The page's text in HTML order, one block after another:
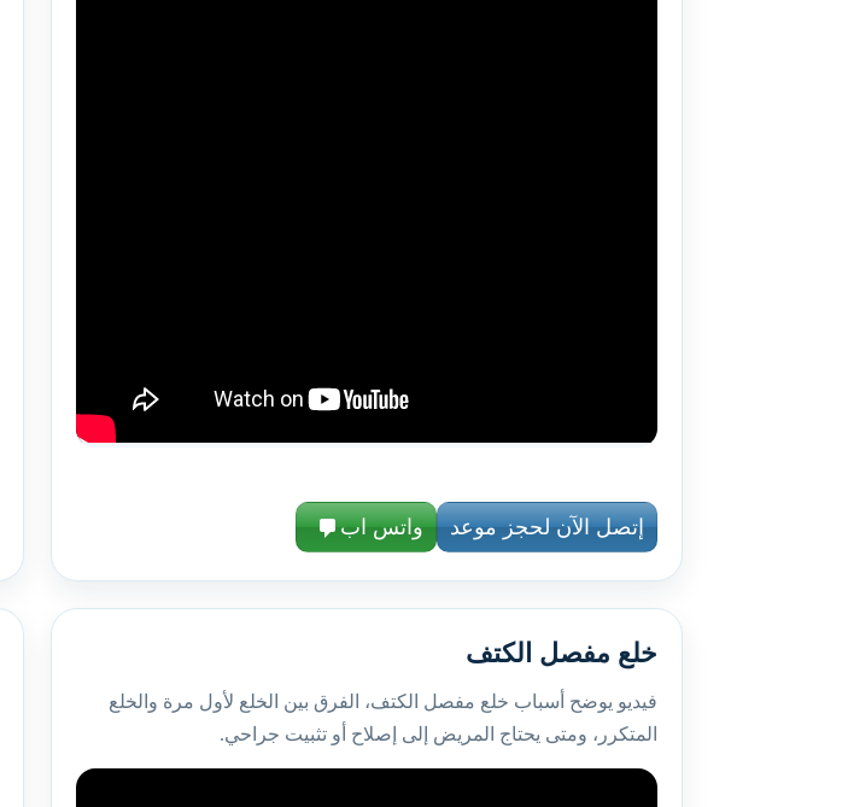
إتصل الآن لحجز موعد واتس اب
خلع مفصل الكتف
فيديو يوضح أسباب خلع مفصل الكتف، الفرق بين الخلع لأول مرة والخلع
المتكرر، ومتى يحتاج المريض إلى إصلاح أو تثبيت جراحي.